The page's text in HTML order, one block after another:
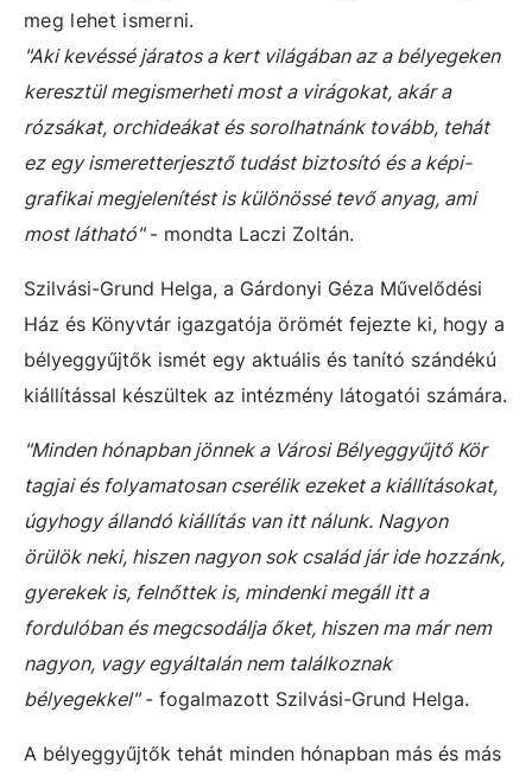
meg lehet ismerni.
"Aki kevéssé járatos a kert világában az a bélyegeken
keresztül megismerheti most a virágokat, akár a
rózsákat, orchideákat és sorolhatnánk tovább, tehát
ez egy ismeretterjesztő tudást biztosító és a képi-
grafikai megjelenítést is különössé tevő anyag, ami
most látható"- mondta Laczi Zoltán.
Szilvási-Grund Helga, a Gárdonyi Géza Művelődési
Ház és Könyvtár igazgatója örömét fejezte ki, hogy a
bélyeggyűjtők ismét egy aktuális és tanító szándékú
kiállítással készültek az intézmény látogatói számára.
"Minden hónapban jönnek a Városi Bélyeggyűjtő Kör
tagjai és folyamatosan cserélik ezeket a kiállításokat,
úgyhogy állandó kiállítás van itt nálunk. Nagyon
örülök neki, hiszen nagyon sok család jár ide hozzánk,
gyerekek is, felnőttek is, mindenki megáll itt a
fordulóban és megcsodálja őket, hiszen ma már nem
nagyon, vagy egyáltalán nem találkoznak
bélyegekkel"- fogalmazott Szilvási-Grund Helga.
A bélyeggyűjtők tehát minden hónapban más és más